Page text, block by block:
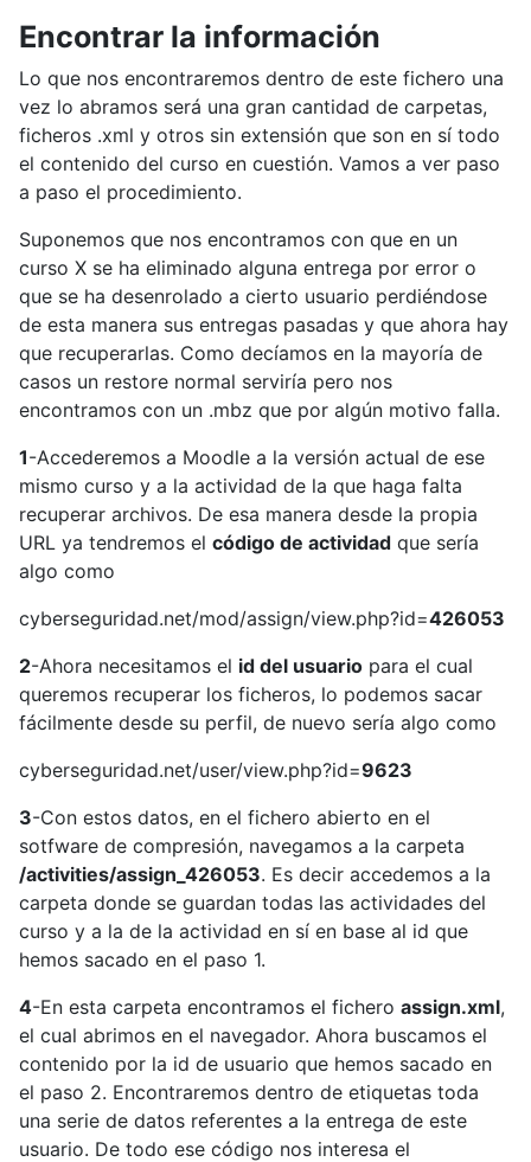
Encontrar la información
Lo que nos encontraremos dentro de este fichero una
vez lo abramos será una gran cantidad de carpetas,
ficheros .xml y otros sin extensión que son en sí todo
el contenido del curso en cuestión. Vamos a ver paso
a paso el procedimiento.
Suponemos que nos encontramos con que en un
curso X se ha eliminado alguna entrega por error o
que se ha desenrolado a cierto usuario perdiéndose
de esta manera sus entregas pasadas y que ahora hay
que recuperarlas. Como decíamos en la mayoría de
casos un restore normal serviría pero nos
encontramos con un .mbz que por algún motivo falla.
1-Accederemos a Moodle a la versión actual de ese
mismo curso y a la actividad de la que haga falta
recuperar archivos. De esa manera desde la propia
URL ya tendremos el código de actividad que sería
algo como
cyberseguridad.net/mod/assign/view.php?id=426053
2-Ahora necesitamos el id del usuario para el cual
queremos recuperar los ficheros, lo podemos sacar
fácilmente desde su perfil, de nuevo sería algo como
cyberseguridad.net/user/view.php?id=9623
3-Con estos datos, en el fichero abierto en el
sotfware de compresión, navegamos a la carpeta
/activities/assign_426053. Es decir accedemos a la
carpeta donde se guardan todas las actividades del
curso y a la de la actividad en sí en base al id que
hemos sacado en el paso 1.
4-En esta carpeta encontramos el fichero assign.xml,
el cual abrimos en el navegador. Ahora buscamos el
contenido por la id de usuario que hemos sacado en
el paso 2. Encontraremos dentro de etiquetas toda
una serie de datos referentes a la entrega de este
usuario. De todo ese código nos interesa el